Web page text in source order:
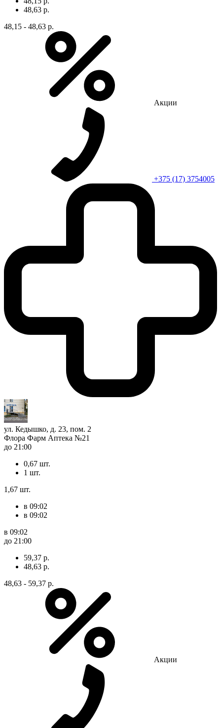
48,63 р.
48,15 - 48,63 р.
Акции
+375 (17) 3754005
ул. Кедышко, д. 23, пом. 2
Флора Фарм Аптека №21
до 21:00
0,67 шт.
1 шт.
1,67 шт.
в 09:02
в 09:02
в 09:02
до 21:00
59,37 р.
48,63 р.
48,63 - 59,37 р.
Акции